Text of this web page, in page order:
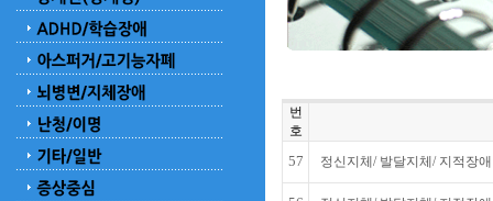
번
호
57 정신지체/ 발달지체/ 지적장